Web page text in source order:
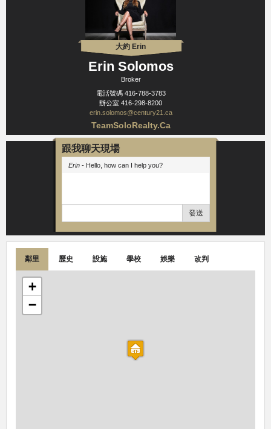
大約 Erin
Erin Solomos
Broker
電話號碼 416-788-3783
辦公室 416-298-8200
erin.solomos@century21.ca
TeamSoloRealty.Ca
跟我聊天現場
Erin- Hello, how can I help you?
發送
鄰里 歷史 設施 學校 娛樂 改判
+
−